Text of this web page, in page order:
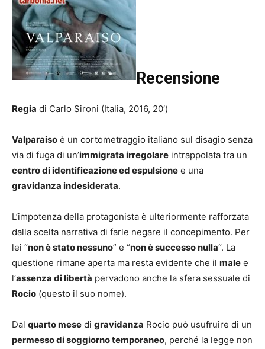
Recensione
Regia di Carlo Sironi (Italia, 2016, 20′)
Valparaiso è un cortometraggio italiano sul disagio senza
via di fuga di un’immigrata irregolare intrappolata tra un
centro di identificazione ed espulsione e una
gravidanza indesiderata.
L’impotenza della protagonista è ulteriormente rafforzata
dalla scelta narrativa di farle negare il concepimento. Per
lei “non è stato nessuno” e “non è successo nulla“. La
questione rimane aperta ma resta evidente che il male e
l’assenza di libertà pervadono anche la sfera sessuale di
Rocio (questo il suo nome).
Dal quarto mese di gravidanza Rocio può usufruire di un
permesso di soggiorno temporaneo, perché la legge non